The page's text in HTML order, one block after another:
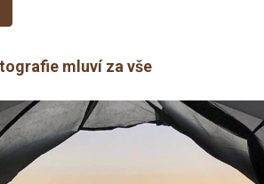
mluví za vše